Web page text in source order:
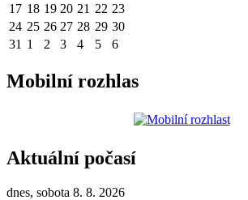
17 18 19 20 21 22 23
24 25 26 27 28 29 30
31 1 2 3 4 5 6
Mobilní rozhlas
Aktuální počasí
dnes, sobota 8. 8. 2026